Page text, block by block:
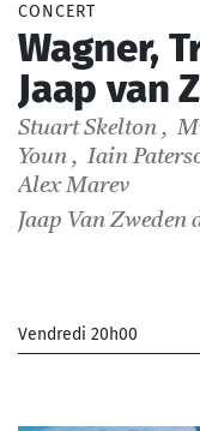
CONCERT
Wagner,
Jaap van
Stuart Skelton ,
Youn , Iain
Alex Marev
Jaap Van Zweden
Vendredi 20h00